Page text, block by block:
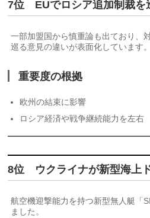
7位 EUでロシア追加制裁を
一部加盟国から慎重論も出ており、
巡る意見の違いが表面化しています。
重要度の根拠
欧州の結束に影響
ロシア経済や戦争継続能力を左右
8位 ウクライナが新型海上
航空機迎撃能力を持つ新型無人艇「
ました。